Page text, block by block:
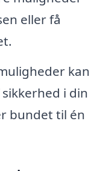
eller få
kan
i din
bundet til én